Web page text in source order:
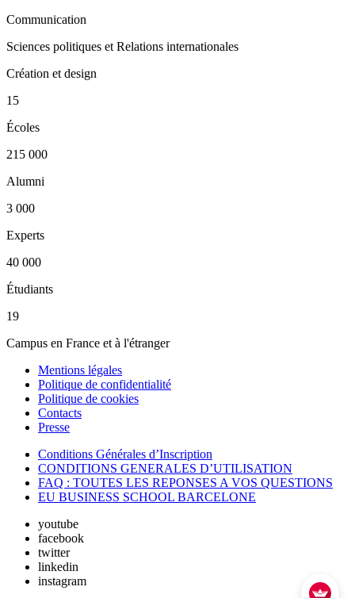
Communication
Sciences politiques et Relations internationales
Création et design
15
Écoles
215 000
Alumni
3 000
Experts
40 000
Étudiants
19
Campus en France et à l'étranger
Mentions légales
Politique de confidentialité
Politique de cookies
Contacts
Presse
Conditions Générales d’Inscription
CONDITIONS GENERALES D’UTILISATION
FAQ : TOUTES LES REPONSES A VOS QUESTIONS
EU BUSINESS SCHOOL BARCELONE
youtube
facebook
twitter
linkedin
instagram